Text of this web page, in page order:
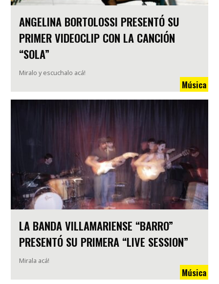
ANGELINA BORTOLOSSI PRESENTÓ SU
PRIMER VIDEOCLIP CON LA CANCIÓN
“SOLA”
Miralo y escuchalo acá!
Música
LA BANDA VILLAMARIENSE “BARRO”
PRESENTÓ SU PRIMERA “LIVE SESSION”
Mirala acá!
Música